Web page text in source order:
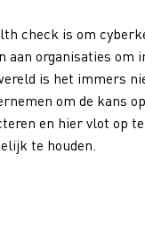
check is om
aan organisaties
is het immers
om de kans
en hier vlot op
te houden.